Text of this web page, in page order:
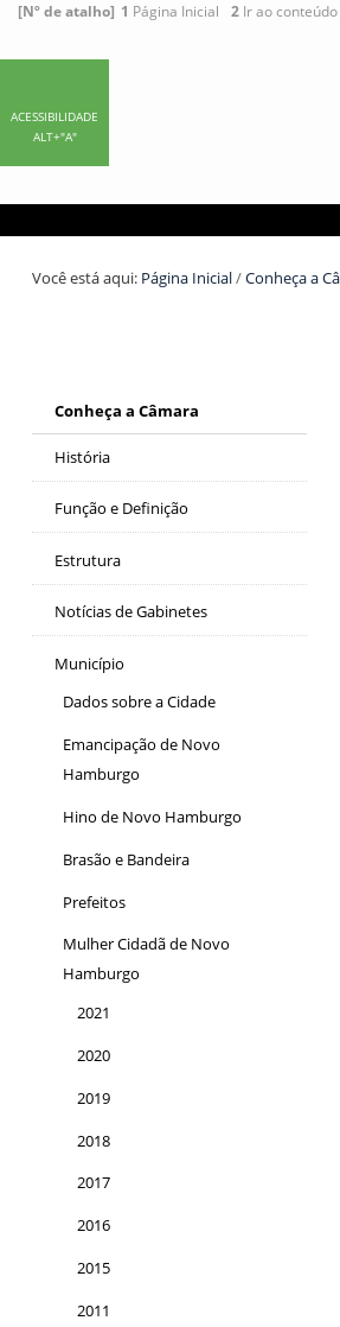
[Nº de atalho] 1 Página Inicial 2 Ir ao conteúdo
ACESSIBILIDADE
ALT+"A"
Você está aqui: Página Inicial/Conheça a
Conheça a Câmara
História
Função e Definição
Estrutura
Notícias de Gabinetes
Município
Dados sobre a Cidade
Emancipação de Novo
Hamburgo
Hino de Novo Hamburgo
Brasão e Bandeira
Prefeitos
Mulher Cidadã de Novo
Hamburgo
2021
2020
2019
2018
2017
2016
2015
2011